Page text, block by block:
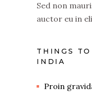
Sed non
auctor eu in
THINGS
INDIA
Proin